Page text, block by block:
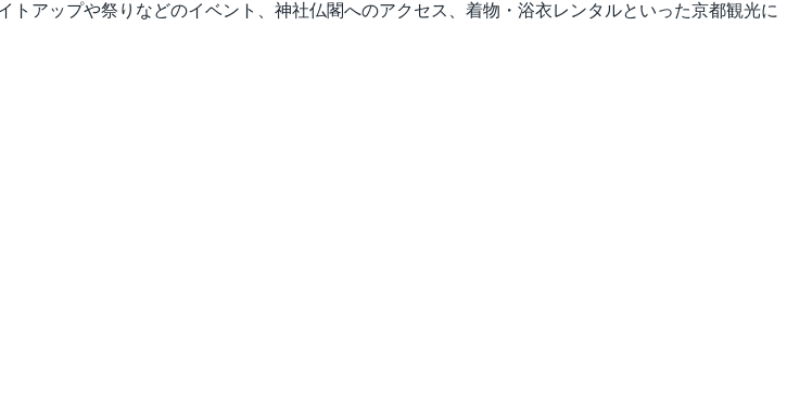
アップや祭りなどのイベント、神社仏閣へのアクセス、着物・浴衣レンタルといった京都観光に